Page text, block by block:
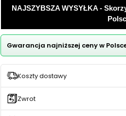
NAJSZYBSZA WYSYŁKA -
Gwarancja najniższej ceny w
Koszty dostawy
Zwrot